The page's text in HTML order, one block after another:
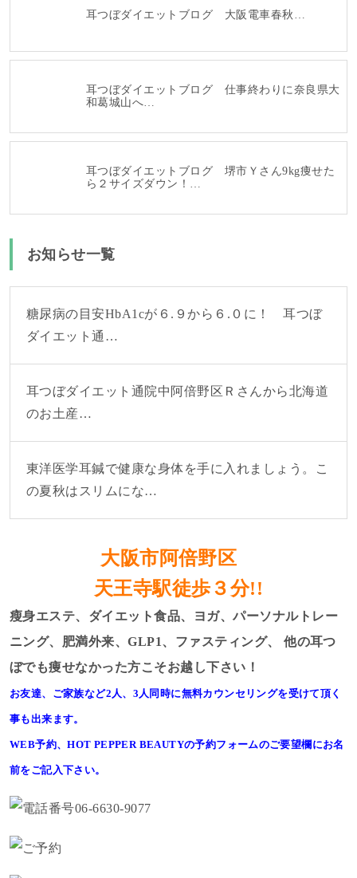
耳つぼダイエットブログ 大阪電車春秋…
耳つぼダイエットブログ 仕事終わりに奈良県大
和葛城山へ…
耳つぼダイエットブログ 堺市Ｙさん9kg痩せた
ら２サイズダウン！…
お知らせ一覧
糖尿病の目安HbA1cが６.９から６.０に！ 耳つぼ
ダイエット通…
耳つぼダイエット通院中阿倍野区Ｒさんから北海道
のお土産…
東洋医学耳鍼で健康な身体を手に入れましょう。こ
の夏秋はスリムにな…
大阪市阿倍野区
天王寺駅徒歩３分!!
瘦身エステ、ダイエット食品、ヨガ、パーソナルトレー
ニング、肥満外来、GLP1、ファスティング、
他の耳つ
ぼでも痩せなかった方こそお越し下さい！
お友達、ご家族など2人、3人同時に無料カウンセリングを受けて頂く
事も出来ます。
WEB予約、HOT PEPPER BEAUTYの予約フォームのご要望欄にお名
前をご記入下さい。